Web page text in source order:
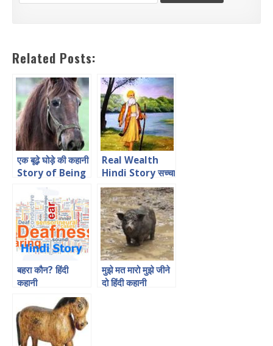
Related Posts:
एक बूढ़े घोड़े की कहानी
Story of Being
Positive in
Hindi
Real Wealth
Hindi Story सच्चा
धन हिंदी कहानी
बहरा कौन? हिंदी
कहानी
मुझे मत मारो मुझे जीने
दो हिंदी कहानी